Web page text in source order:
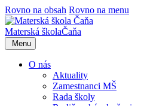
Rovno na obsah Rovno na menu
Materská školaČaňa
Menu
O nás
Aktuality
Zamestnanci MŠ
Rada školy